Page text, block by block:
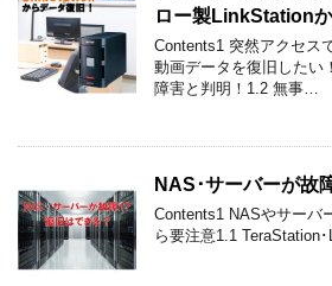
ロー製LinkStation
Contents1 突然アクセス
動画データを復旧したい
障害と判明！1.2 無事…
NAS･サーバーが故
Contents1 NASやサーバ
ら要注意1.1 TeraStation